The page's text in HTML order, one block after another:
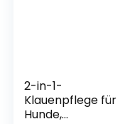
2-in-1-
Klauenpflege für
Hunde,